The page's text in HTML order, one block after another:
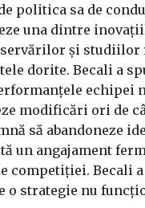
politica sa de
una dintre
și studiilor
dorite. Becali a
echipei
modificări ori de
să abandoneze
un angajament
competiției. Becali
o strategie nu